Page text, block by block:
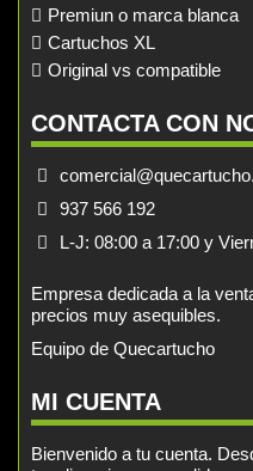
Premiun o marca blanca
Cartuchos XL
Original vs compatible
CONTACTA CON
937 566 192
L-J: 08:00 a 17:00 y
Empresa dedicada a la
precios muy asequibles.
Equipo de Quecartucho
MI CUENTA
Bienvenido a tu cuenta.